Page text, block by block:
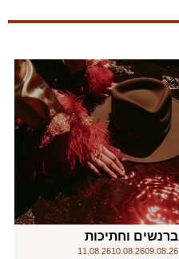
ברנשים וחתיכות
09.08.26
10.08.26
11.08.26